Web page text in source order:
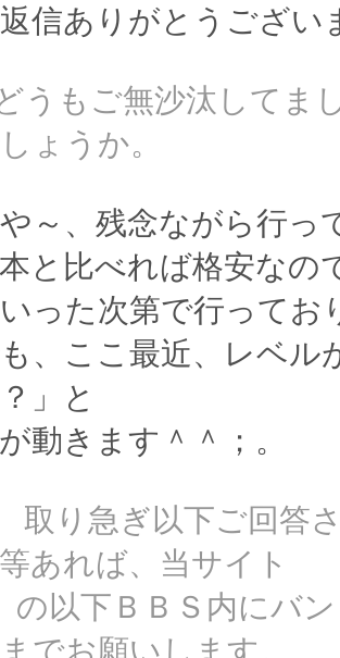
信ありがとうござい
うもご無沙汰してま
ょうか。
～、残念ながら行っ
と比べれば格安な
った次第で行ってお
、ここ最近、レベル
」と
動きます＾＾；。
り急ぎ以下ご回答
あれば、当サイト
以下ＢＢＳ内にバ
でお願いします。